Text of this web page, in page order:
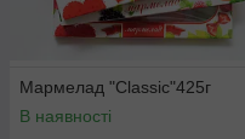
Мармелад "Classic"425г
В наявності